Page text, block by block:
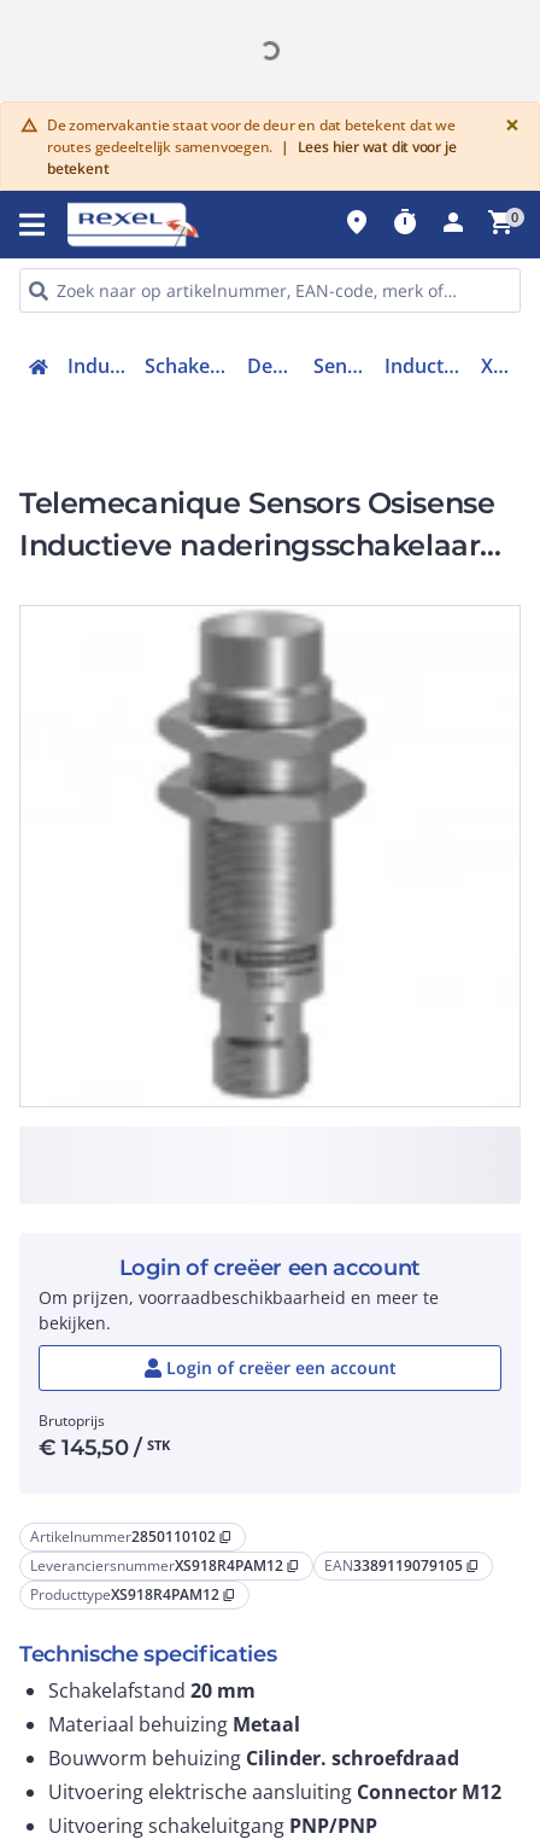
warning De zomervakantie staat voor de deur en dat betekent dat we
routes gedeeltelijk samenvoegen. |
Lees hier wat dit voor je
betekent
×
place timer person shopping_cart0
Industriele componenten Schakelen, bedienen en signaleren Detectie en sensoren Sensoren & Actuatoren Inductieve naderingsschakelaar XS918R4PAM12
Telemecanique Sensors Osisense
Inductieve naderingsschakelaar
Metaal Connector M12
Artikelnummer2850110102 content_copy
LeveranciersnummerXS918R4PAM12 content_copy EAN3389119079105 content_copy
ProducttypeXS918R4PAM12 content_copy
Technische specificaties
Schakelafstand 20 mm
Materiaal behuizing Metaal
Bouwvorm behuizing Cilinder. schroefdraad
Uitvoering elektrische aansluiting Connector M12
Uitvoering schakeluitgang PNP/PNP
Login of creëer een account
Om prijzen, voorraadbeschikbaarheid en meer te
bekijken.
Login of creëer een account
Brutoprijs
€145,50/ STK